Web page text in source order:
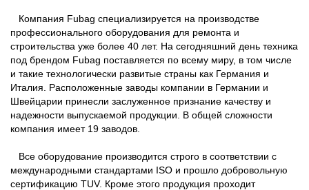
Компания Fubag специализируется на производстве
профессионального оборудования для ремонта и
строительства уже более 40 лет. На сегодняшний день техника
под брендом Fubag поставляется по всему миру, в том числе
и такие технологически развитые страны как Германия и
Италия. Расположенные заводы компании в Германии и
Швейцарии принесли заслуженное признание качеству и
надежности выпускаемой продукции. В общей сложности
компания имеет 19 заводов.
Все оборудование производится строго в соответствии с
международными стандартами ISO и прошло добровольную
сертификацию TUV. Кроме этого продукция проходит